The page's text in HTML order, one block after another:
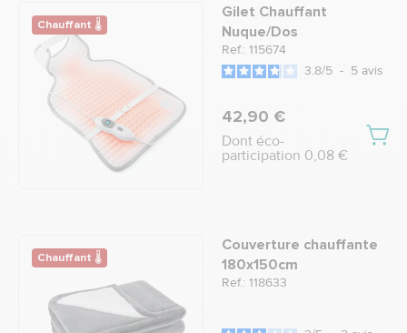
Chauffant 🌡
Gilet Chauffant
Nuque/Dos
Ref.: 115674
3.8/5 - 5 avis
42,90 €
Dont éco-
participation 0,08 €
Chauffant 🌡
Couverture chauffante
180x150cm
Ref.: 118633